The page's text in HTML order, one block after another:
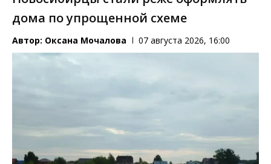
дома по упрощенной схеме
Автор: Оксана Мочалова 07 августа 2026, 16:00